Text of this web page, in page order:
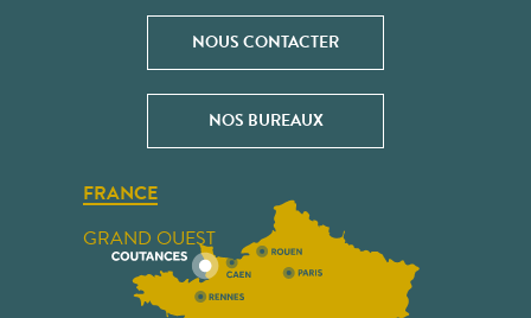
NOUS CONTACTER
NOS BUREAUX
FRANCE
GRAND OUEST